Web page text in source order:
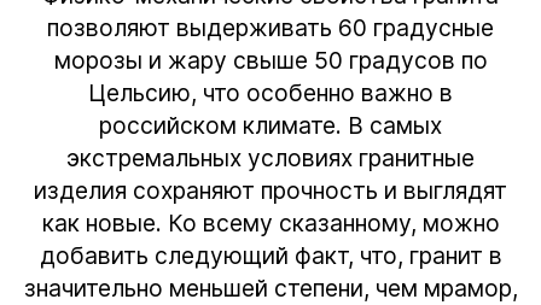
позволяют выдерживать 60 градусные
морозы и жару свыше 50 градусов по
Цельсию, что особенно важно в
российском климате. В самых
экстремальных условиях гранитные
изделия сохраняют прочность и выглядят
как новые. Ко всему сказанному, можно
добавить следующий факт, что, гранит в
значительно меньшей степени, чем мрамор,